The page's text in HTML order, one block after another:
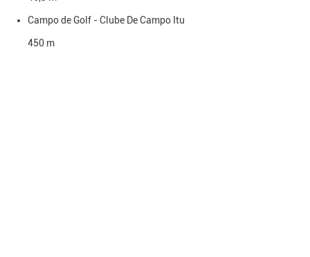
Campo de Golf - Clube De Campo Itu
450 m